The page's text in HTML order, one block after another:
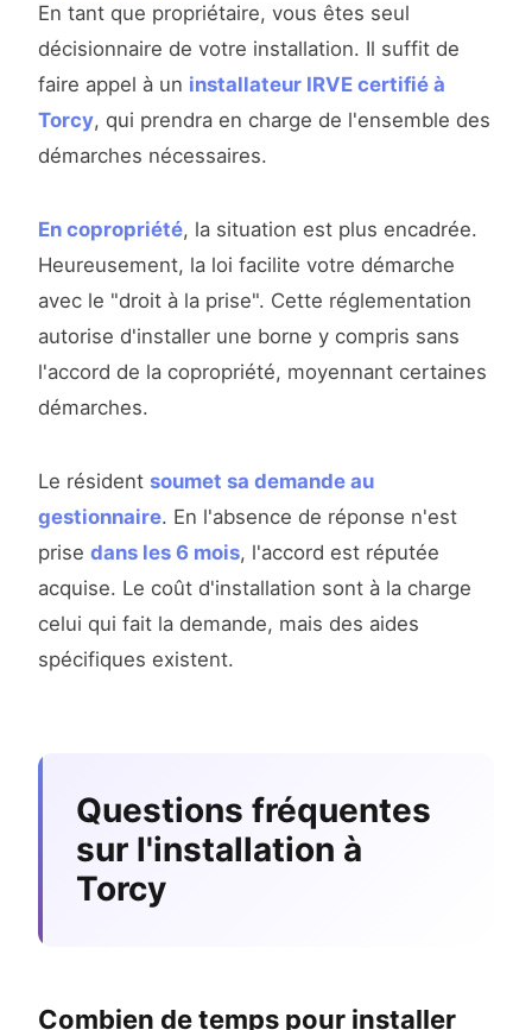
En tant que propriétaire, vous êtes seul
décisionnaire de votre installation. Il suffit de
faire appel à un installateur IRVE certifié à
Torcy, qui prendra en charge de l'ensemble des
démarches nécessaires.
En copropriété, la situation est plus encadrée.
Heureusement, la loi facilite votre démarche
avec le "droit à la prise". Cette réglementation
autorise d'installer une borne y compris sans
l'accord de la copropriété, moyennant certaines
démarches.
Le résident soumet sa demande au
gestionnaire. En l'absence de réponse n'est
prise dans les 6 mois, l'accord est réputée
acquise. Le coût d'installation sont à la charge
celui qui fait la demande, mais des aides
spécifiques existent.
Questions fréquentes
sur l'installation à
Torcy
Combien de temps pour installer